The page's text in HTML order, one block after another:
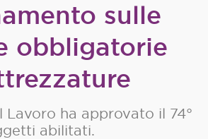
sulle
obbligatorie
Lavoro ha approvato il 74°
abilitati.